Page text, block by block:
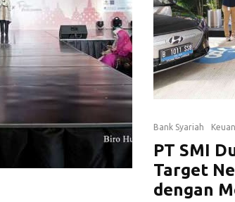
Bank Syariah
PT SMI
Target
dengan